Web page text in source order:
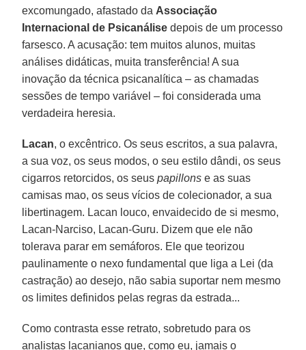
excomungado, afastado da Associação
Internacional de Psicanálise depois de um processo
farsesco. A acusação: tem muitos alunos, muitas
análises didáticas, muita transferência! A sua
inovação da técnica psicanalítica – as chamadas
sessões de tempo variável – foi considerada uma
verdadeira heresia.
Lacan, o excêntrico. Os seus escritos, a sua palavra,
a sua voz, os seus modos, o seu estilo dândi, os seus
cigarros retorcidos, os seuspapillons e as suas
camisas mao, os seus vícios de colecionador, a sua
libertinagem. Lacan louco, envaidecido de si mesmo,
Lacan-Narciso, Lacan-Guru. Dizem que ele não
tolerava parar em semáforos. Ele que teorizou
paulinamente o nexo fundamental que liga a Lei (da
castração) ao desejo, não sabia suportar nem mesmo
os limites definidos pelas regras da estrada...
Como contrasta esse retrato, sobretudo para os
analistas lacanianos que, como eu, jamais o